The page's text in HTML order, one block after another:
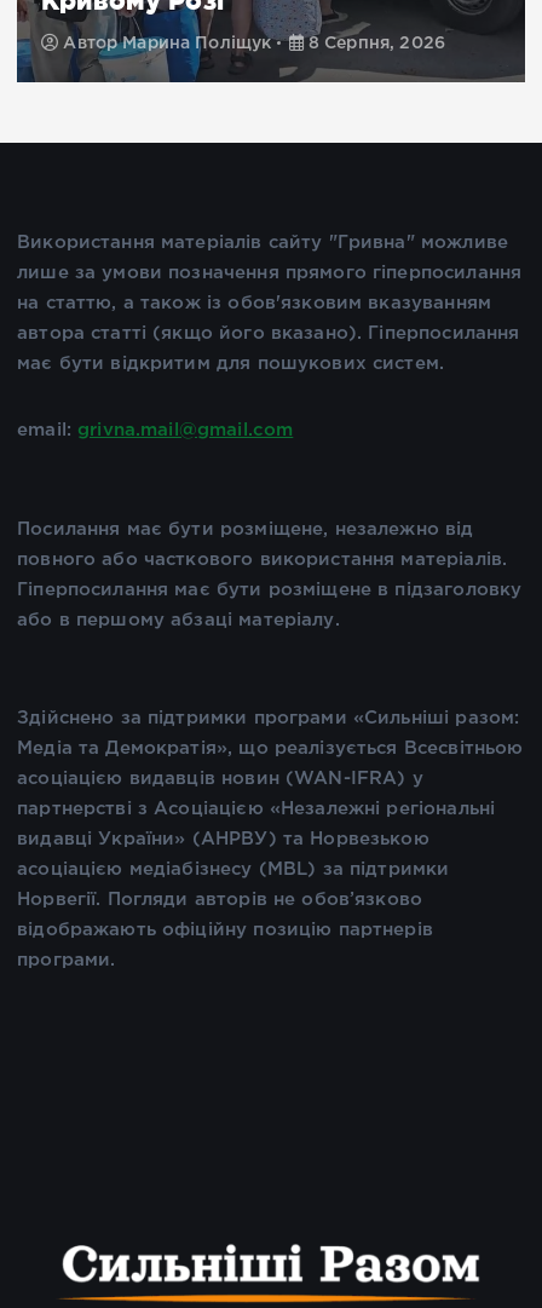
АвторМарина Поліщук 8 Серпня, 2026
Використання матеріалів сайту "Гривна" можливе
лише за умови позначення прямого гіперпосилання
на статтю, а також із обов'язковим вказуванням
автора статті (якщо його вказано). Гіперпосилання
має бути відкритим для пошукових систем.
email: grivna.mail@gmail.com
Посилання має бути розміщене, незалежно від
повного або часткового використання матеріалів.
Гіперпосилання має бути розміщене в підзаголовку
або в першому абзаці матеріалу.
Здійснено за підтримки програми «Сильніші разом:
Медіа та Демократія», що реалізується Всесвітньою
асоціацією видавців новин (WAN-IFRA) у
партнерстві з Асоціацією «Незалежні регіональні
видавці України» (АНРВУ) та Норвезькою
асоціацією медіабізнесу (MBL) за підтримки
Норвегії. Погляди авторів не обов’язково
відображають офіційну позицію партнерів
програми.